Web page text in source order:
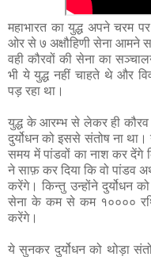
महाभारत का युद्ध अपने चरम
ओर से ७ अक्षौहिणी सेना आमने
वही कौरवों की सेना का
भी ये युद्ध नहीं चाहते थे और
पड़ रहा था।
युद्ध के आरम्भ से लेकर ही कौरव
दुर्योधन को इससे संतोष ना था।
समय में पांडवों का नाश कर देंगे
ने साफ़ कर दिया कि वो पांडव
करेंगे। किन्तु उन्होंने दुर्योधन
सेना के कम से कम १००००
करेंगे।
ये सुनकर दुर्योधन को थोड़ा